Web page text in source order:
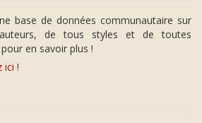
base de données communautaire sur
de tous styles et de toutes
pour en savoir plus !
ici !